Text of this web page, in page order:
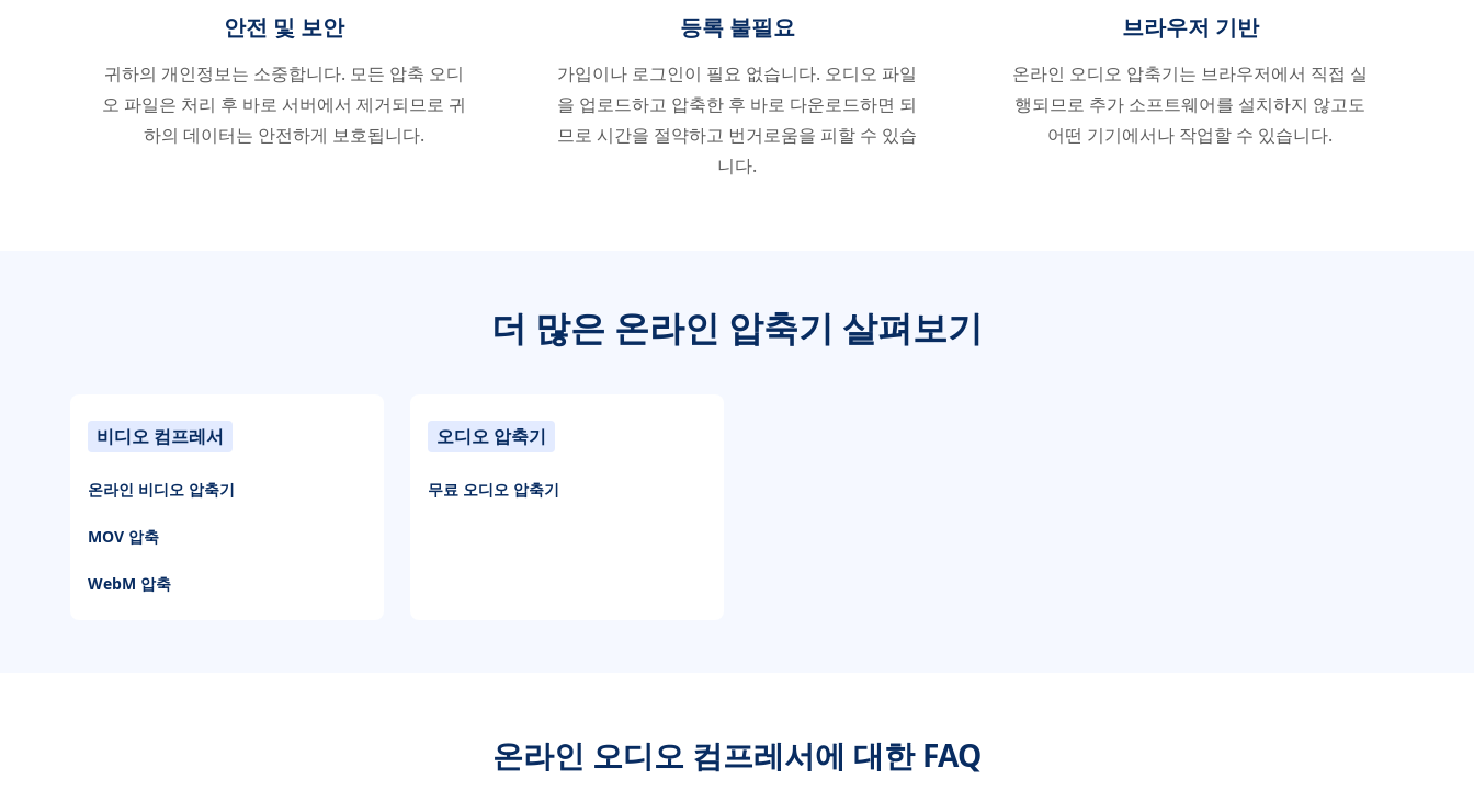
안전 및 보안
귀하의 개인정보는 소중합니다. 모든 압축 오디
오 파일은 처리 후 바로 서버에서 제거되므로 귀
하의 데이터는 안전하게 보호됩니다.
등록 불필요
가입이나 로그인이 필요 없습니다. 오디오 파일
을 업로드하고 압축한 후 바로 다운로드하면 되
므로 시간을 절약하고 번거로움을 피할 수 있습
니다.
브라우저 기반
온라인 오디오 압축기는 브라우저에서 직접 실
행되므로 추가 소프트웨어를 설치하지 않고도
어떤 기기에서나 작업할 수 있습니다.
더 많은 온라인 압축기 살펴보기
비디오 컴프레서
온라인 비디오 압축기
MOV 압축
WebM 압축
오디오 압축기
무료 오디오 압축기
온라인 오디오 컴프레서에 대한 FAQ